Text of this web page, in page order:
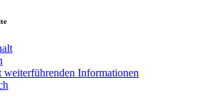
weiterführenden Informationen